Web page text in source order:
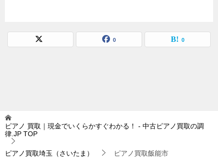
0 0
ピアノ 買取｜現金でいくらかすぐわかる！ - 中古ピアノ買取の調
律.JP TOP
ピアノ買取埼玉（さいたま） ピアノ買取飯能市